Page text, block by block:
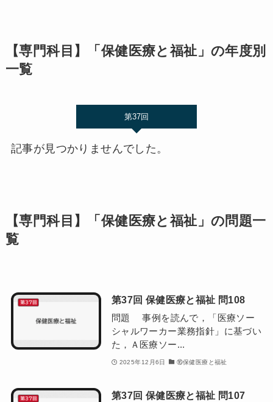
【専門科目】「保健医療と福祉」の年度別
一覧
第37回
記事が見つかりませんでした。
【専門科目】「保健医療と福祉」の問題一
覧
第37回 保健医療と福祉 問108
問題 事例を読んで，「医療ソー
シャルワーカー業務指針」に基づい
た，Ａ医療ソー...
2025年12月6日 ⑯保健医療と福祉
第37回 保健医療と福祉 問107